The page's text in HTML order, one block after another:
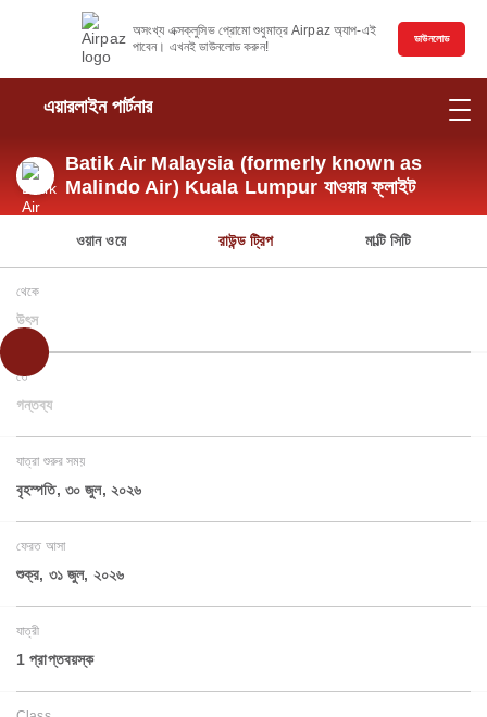
অসংখ্য এক্সক্লুসিভ প্রোমো শুধুমাত্র Airpaz অ্যাপ-এই
পাবেন। এখনই ডাউনলোড করুন!
ডাউনলোড
এয়ারলাইন পার্টনার
Batik Air Malaysia (formerly known as
Malindo Air) Kuala Lumpur যাওয়ার ফ্লাইট
ওয়ান ওয়ে রাউন্ড ট্রিপ মাল্টি সিটি
থেকে
উৎস
তে
গন্তব্য
যাত্রা শুরুর সময়
বৃহস্পতি, ৩০ জুল, ২০২৬
ফেরত আসা
শুক্র, ৩১ জুল, ২০২৬
যাত্রী
1 প্রাপ্তবয়স্ক